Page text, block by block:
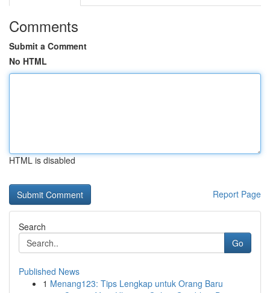
Comments
Submit a Comment
No HTML
HTML is disabled
Report Page
Search
Go
Published News
1 Menang123: Tips Lengkap untuk Orang Baru